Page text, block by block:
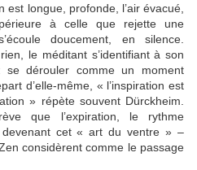
est longue, profonde, l’air évacué,
à celle que rejette une
doucement, en silence.
le méditant s’identifiant à son
dérouler comme un moment
d’elle-même, « l’inspiration est
» répète souvent Dürckheim.
que l’expiration, le rythme
devenant cet « art du ventre » –
considèrent comme le passage